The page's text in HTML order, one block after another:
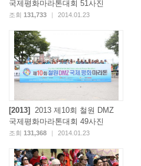
국제평화마라톤대회 51사진
조회 131,733 2014.01.23
[2013]
2013 제10회 철원 DMZ
국제평화마라톤대회 49사진
조회 131,368 2014.01.23